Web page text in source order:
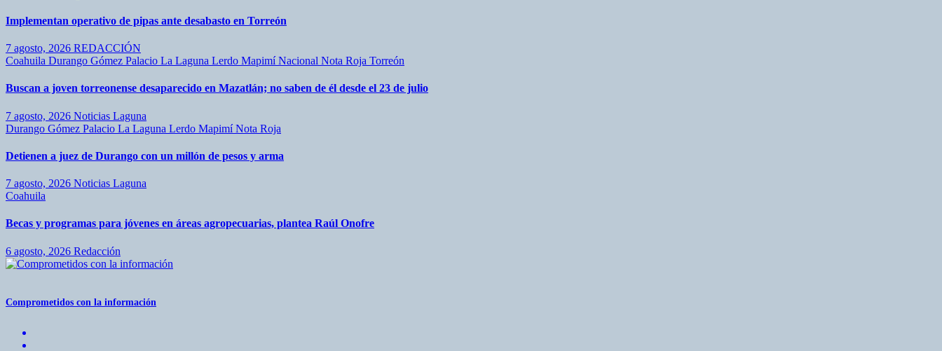
Implementan operativo de pipas ante desabasto en Torreón
7 agosto, 2026 REDACCIÓN
Coahuila Durango Gómez Palacio La Laguna Lerdo MapimíNacional Nota Roja Torreón
Buscan a joven torreonense desaparecido en Mazatlán; no saben de él desde el 23 de julio
7 agosto, 2026 Noticias Laguna
Durango Gómez Palacio La Laguna Lerdo MapimíNota Roja
Detienen a juez de Durango con un millón de pesos y arma
7 agosto, 2026 Noticias Laguna
Coahuila
Becas y programas para jóvenes en áreas agropecuarias, plantea Raúl Onofre
6 agosto, 2026 Redacción
Comprometidos con la información